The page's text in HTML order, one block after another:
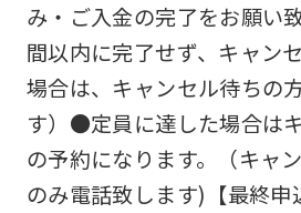
み・ご入金の完了をお願い
間以内に完了せず、キャン
場合は、キャンセル待ちの
す）●定員に達した場合は
の予約になります。（キャ
のみ電話致します)【最終申